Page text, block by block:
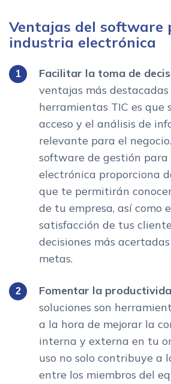
Ventajas del software
industria electrónica
Facilitar la toma de
ventajas más
herramientas TIC es que
acceso y el análisis de
relevante para el
software de gestión
electrónica proporciona
que te permitirán
de tu empresa, así como
satisfacción de tus
decisiones más
metas.
Fomentar la
soluciones son
a la hora de mejorar la
interna y externa en tu
uso no solo contribuye a
entre los miembros del